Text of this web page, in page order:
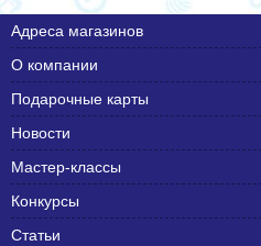
Адреса магазинов
О компании
Подарочные карты
Новости
Мастер-классы
Конкурсы
Статьи